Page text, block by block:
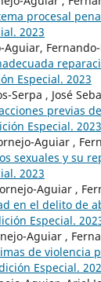
procesal
2023
Especial. 2023
, José
previas
Especial. 2023
Aguiar ,
sexuales y su
2023
Aguiar ,
en el delito de
Especial.
Aguiar ,
de violencia
Especial.